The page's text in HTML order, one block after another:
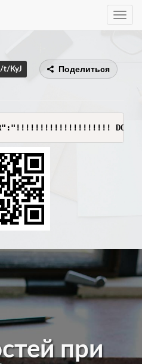
Toggle
t/KyJ Поделиться
DO NOT SHARE
при